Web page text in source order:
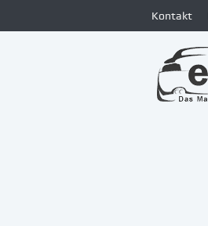
Kontakt